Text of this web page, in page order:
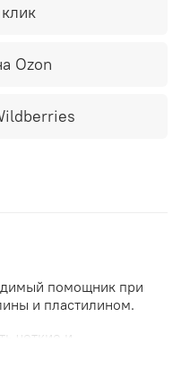
Ozon
помощник при
и пластилином.
четкие и
изделий. С